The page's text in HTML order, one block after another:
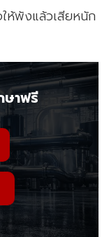
ห้พังแล้วเสียหนัก
ษาฟรี